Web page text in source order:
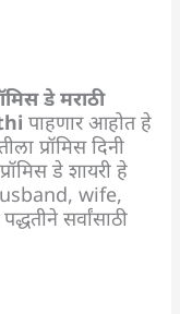
डे मराठी
पाहणार आहोत हे
प्रॉमिस दिनी
डे शायरी हे
wife,
सर्वांसाठी